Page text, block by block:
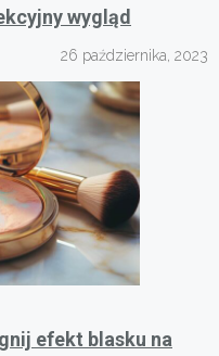
wygląd
26 października, 2023
efekt blasku na